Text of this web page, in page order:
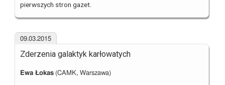
pierwszych stron gazet.
09.03.2015
Zderzenia galaktyk karłowatych
Ewa Łokas(CAMK, Warszawa)